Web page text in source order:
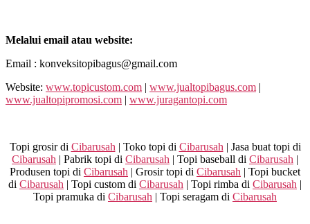
Melalui email atau website:
Email : konveksitopibagus@gmail.com
Website: www.topicustom.com | www.jualtopibagus.com |
www.jualtopipromosi.com | www.juragantopi.com
Topi grosir di Cibarusah | Toko topi di Cibarusah | Jasa buat topi di
Cibarusah | Pabrik topi di Cibarusah | Topi baseball di Cibarusah |
Produsen topi di Cibarusah | Grosir topi di Cibarusah | Topi bucket
di Cibarusah | Topi custom di Cibarusah | Topi rimba di Cibarusah |
Topi pramuka di Cibarusah | Topi seragam di Cibarusah